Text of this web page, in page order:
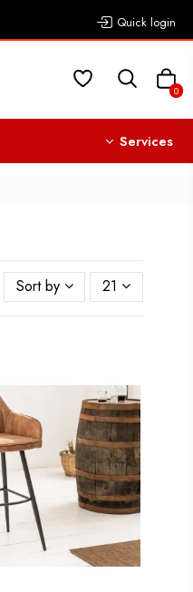
Quick login
0
Services
Sort by 21